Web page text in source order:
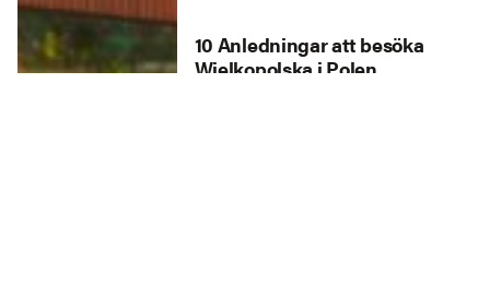
10 Anledningar att besöka
Wielkopolska i Polen